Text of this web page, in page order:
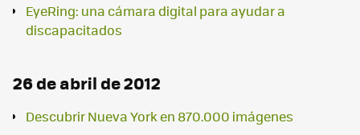
EyeRing: una cámara digital para ayudar a
discapacitados
26 de abril de 2012
Descubrir Nueva York en 870.000 imágenes